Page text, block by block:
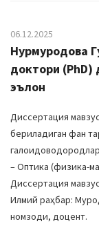
06.12.2025
Нурмуродова
доктори (PhD)
эълон
Диссертация
бериладиган фан
– Оптика (физика-
Диссертация
Илмий раҳбар:
номзоди, доцент.